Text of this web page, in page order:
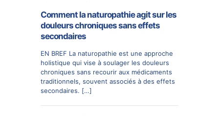
Comment la naturopathie agit sur les
douleurs chroniques sans effets
secondaires
EN BREF La naturopathie est une approche
holistique qui vise à soulager les douleurs
chroniques sans recourir aux médicaments
traditionnels, souvent associés à des effets
secondaires. […]